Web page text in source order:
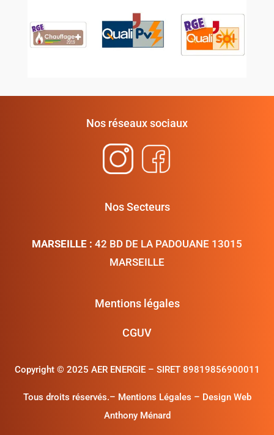
Nos réseaux sociaux
Nos Secteurs
MARSEILLE : 42 BD DE LA PADOUANE 13015
MARSEILLE
Mentions légales
CGUV
Copyright © 2025 AER ENERGIE – SIRET 89819856900011
Tous droits réservés.– Mentions Légales – Design Web
Anthony Ménard